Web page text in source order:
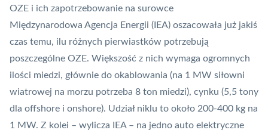
OZE i ich zapotrzebowanie na surowce
Międzynarodowa Agencja Energii (IEA) oszacowała już jakiś
czas temu, ilu różnych pierwiastków potrzebują
poszczególne OZE. Większość z nich wymaga ogromnych
ilości miedzi, głównie do okablowania (na 1 MW siłowni
wiatrowej na morzu potrzeba 8 ton miedzi), cynku (5,5 tony
dla offshore i onshore). Udział niklu to około 200-400 kg na
1 MW. Z kolei – wylicza IEA – na jedno auto elektryczne